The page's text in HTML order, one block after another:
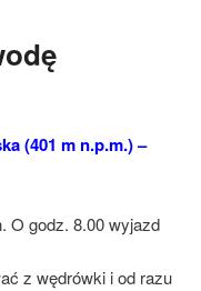
(401 m n.p.m.) –
O godz. 8.00 wyjazd
z wędrówki i od razu